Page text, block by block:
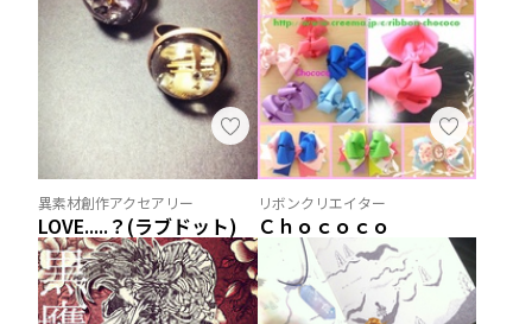
異素材創作アクセアリー
LOVE.....？(ラブドット)
リボンクリエイター
Ｃｈｏｃｏｃｏ